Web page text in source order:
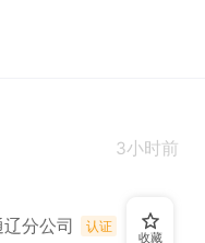
3小时前
分公司 认证
收藏